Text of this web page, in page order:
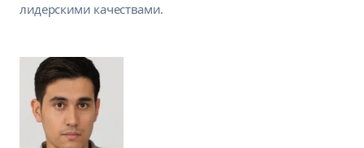
лидерскими качествами.